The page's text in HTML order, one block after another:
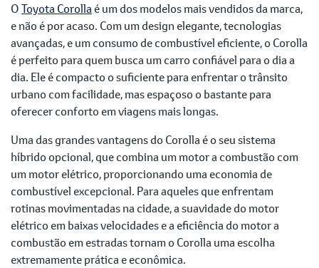
OToyota Corollaé um dos modelos mais vendidos da marca,
e não é por acaso. Com um design elegante, tecnologias
avançadas, e um consumo de combustível eficiente, o Corolla
é perfeito para quem busca um carro confiável para o dia a
dia. Ele é compacto o suficiente para enfrentar o trânsito
urbano com facilidade, mas espaçoso o bastante para
oferecer conforto em viagens mais longas.
Uma das grandes vantagens do Corolla é o seu sistema
híbrido opcional, que combina um motor a combustão com
um motor elétrico, proporcionando uma economia de
combustível excepcional. Para aqueles que enfrentam
rotinas movimentadas na cidade, a suavidade do motor
elétrico em baixas velocidades e a eficiência do motor a
combustão em estradas tornam o Corolla uma escolha
extremamente prática e econômica.